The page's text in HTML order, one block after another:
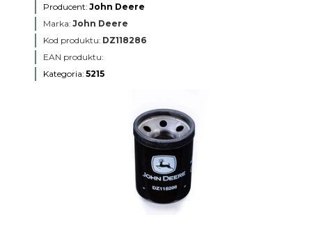
Producent: John Deere
Marka: John Deere
Kod produktu: DZ118286
EAN produktu:
Kategoria: 5215